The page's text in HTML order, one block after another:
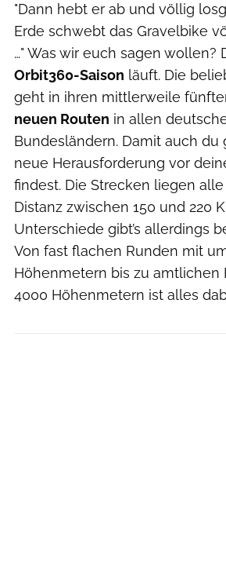
"Dann hebt er ab und völlig
Erde schwebt das Gravelbike
…" Was wir euch sagen wollen?
Orbit360-Saison läuft. Die
geht in ihren mittlerweile
neuen Routen in allen
Bundesländern. Damit auch du
neue Herausforderung vor
findest. Die Strecken liegen
Distanz zwischen 150 und 220
Unterschiede gibt’s allerdings
Von fast flachen Runden mit
Höhenmetern bis zu amtlichen
4000 Höhenmetern ist alles